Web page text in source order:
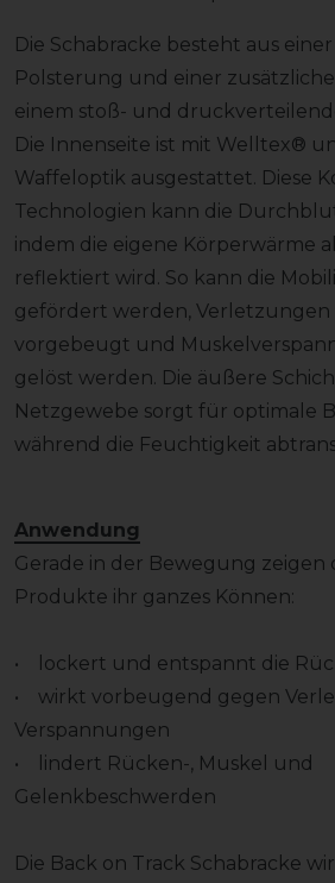
Die Schabracke besteht aus
Polsterung und einer
einem stoß- und
Die Innenseite ist mit Welltex®
Waffeloptik ausgestattet. Diese
Technologien kann die
indem die eigene Körperwärme
reflektiert wird. So kann die
gefördert werden, Verletzungen
vorgebeugt und
gelöst werden. Die äußere
Netzgewebe sorgt für optimale
während die Feuchtigkeit
Anwendung
Gerade in der Bewegung zeigen
Produkte ihr ganzes Können:
• lockert und entspannt die
• wirkt vorbeugend gegen
Verspannungen
• lindert Rücken-, Muskel und
Gelenkbeschwerden
Die Back on Track Schabracke